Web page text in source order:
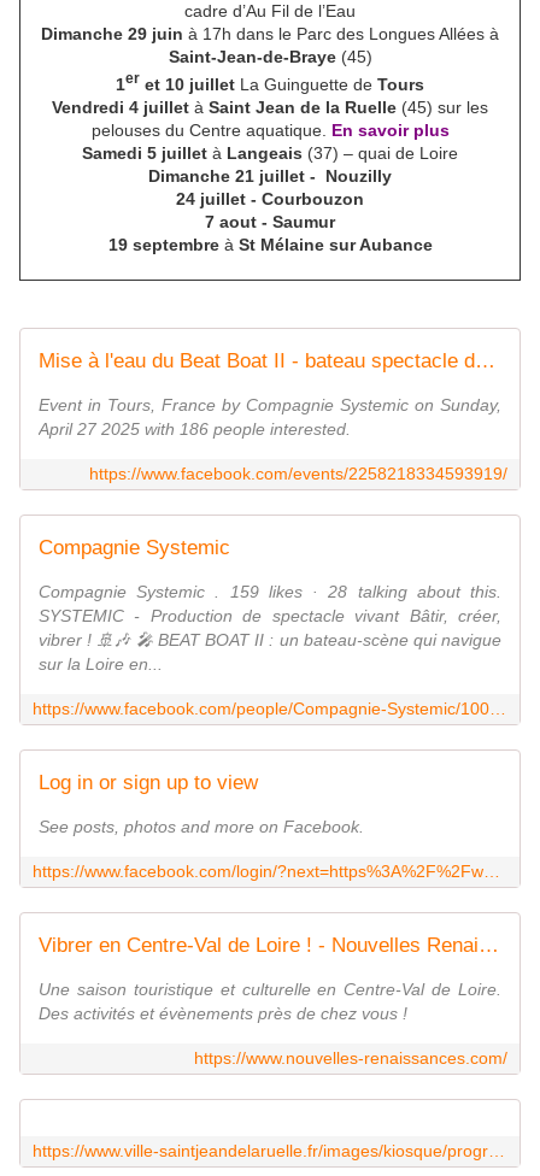
cadre d’Au Fil de l’Eau
Dimanche 29 juin à 17h dans le Parc des Longues Allées à
Saint-Jean-de-Braye(45)
1er et 10 juillet La Guinguette de Tours
Vendredi 4 juillet à Saint Jean de la Ruelle (45) sur les
pelouses du Centre aquatique. En savoir plus
Samedi 5 juillet à Langeais (37) – quai de Loire
Dimanche 21 juillet - Nouzilly
24 juillet - Courbouzon
7 aout - Saumur
19 septembreà St Mélaine sur Aubance
Mise à l'eau du Beat Boat II - bateau spectacle de SYSTEMIC, projet artistique LE SON DES VOILES
Event in Tours, France by Compagnie Systemic on Sunday,
April 27 2025 with 186 people interested.
https://www.facebook.com/events/2258218334593919/
Compagnie Systemic
Compagnie Systemic . 159 likes · 28 talking about this.
SYSTEMIC - Production de spectacle vivant Bâtir, créer,
vibrer ! 🚢🎶 🎤 BEAT BOAT II : un bateau-scène qui navigue
sur la Loire en...
Log in or sign up to view
See posts, photos and more on Facebook.
Vibrer en Centre-Val de Loire ! - Nouvelles Renaissance(s] en Centre-Val de Loire
Une saison touristique et culturelle en Centre-Val de Loire.
Des activités et évènements près de chez vous !
https://www.nouvelles-renaissances.com/